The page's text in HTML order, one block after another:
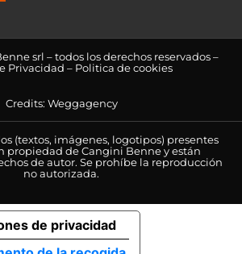
srl – todos los derechos reservados –
Privacidad – Politica de cookies
Credits: Weggagency
(textos, imágenes, logotipos) presentes
propiedad de Cangini Benne y están
de autor. Se prohíbe la reproducción
no autorizada.
de privacidad